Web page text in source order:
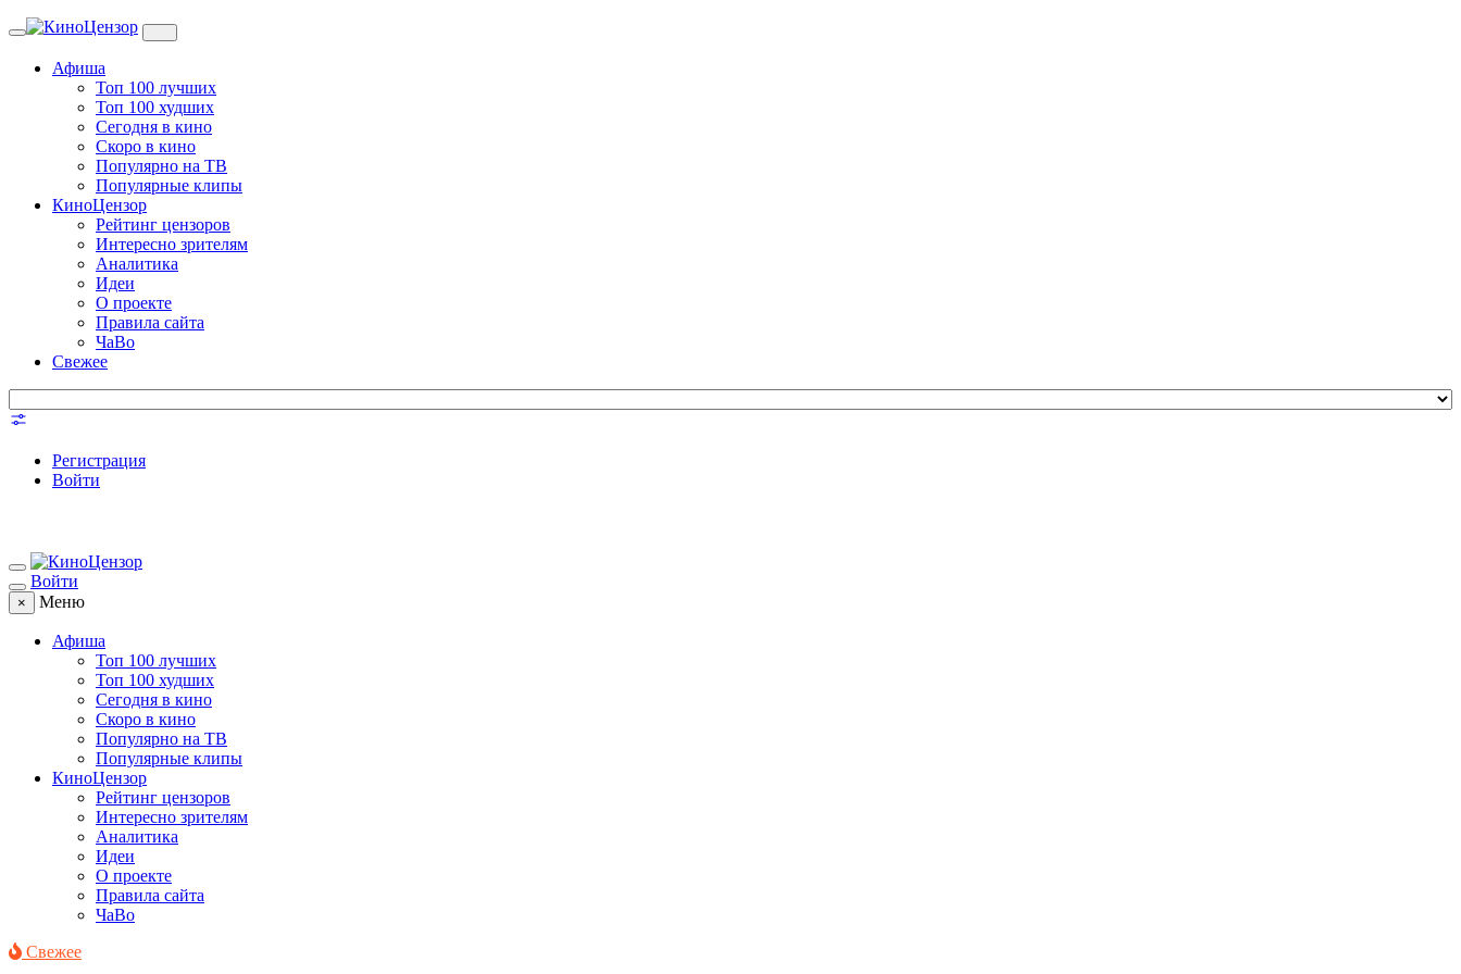
Toggle
Афиша
Топ 100 лучших
Топ 100 худших
Сегодня в кино
Скоро в кино
Популярно на ТВ
Популярные клипы
КиноЦензор
Рейтинг цензоров
Интересно зрителям
Аналитика
Идеи
О проекте
Правила сайта
ЧаВо
Свежее
Регистрация
Войти
Войти
× Меню
Афиша
Топ 100 лучших
Топ 100 худших
Сегодня в кино
Скоро в кино
Популярно на ТВ
Популярные клипы
КиноЦензор
Рейтинг цензоров
Интересно зрителям
Аналитика
Идеи
О проекте
Правила сайта
ЧаВо
Свежее